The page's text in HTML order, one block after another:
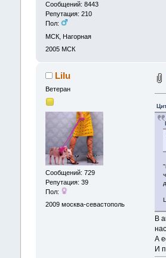
Сообщений: 8443
Репутация: 210
Пол:
МСК, Нагорная
2005 МСК
Lilu
Ветеран
Сообщений: 729
Репутация: 39
Пол:
2009 москва-севастополь
В
А
И